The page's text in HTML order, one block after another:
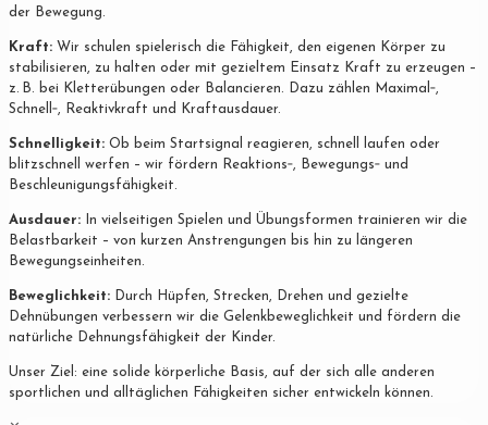
der Bewegung.
Kraft: Wir schulen spielerisch die Fähigkeit, den eigenen Körper zu
stabilisieren, zu halten oder mit gezieltem Einsatz Kraft zu erzeugen –
z. B. bei Kletterübungen oder Balancieren. Dazu zählen Maximal‐,
Schnell‐, Reaktivkraft und Kraftausdauer.
Schnelligkeit: Ob beim Startsignal reagieren, schnell laufen oder
blitzschnell werfen – wir fördern Reaktions‐, Bewegungs‐ und
Beschleunigungsfähigkeit.
Ausdauer: In vielseitigen Spielen und Übungsformen trainieren wir die
Belastbarkeit – von kurzen Anstrengungen bis hin zu längeren
Bewegungseinheiten.
Beweglichkeit: Durch Hüpfen, Strecken, Drehen und gezielte
Dehnübungen verbessern wir die Gelenkbeweglichkeit und fördern die
natürliche Dehnungsfähigkeit der Kinder.
Unser Ziel: eine solide körperliche Basis, auf der sich alle anderen
sportlichen und alltäglichen Fähigkeiten sicher entwickeln können.